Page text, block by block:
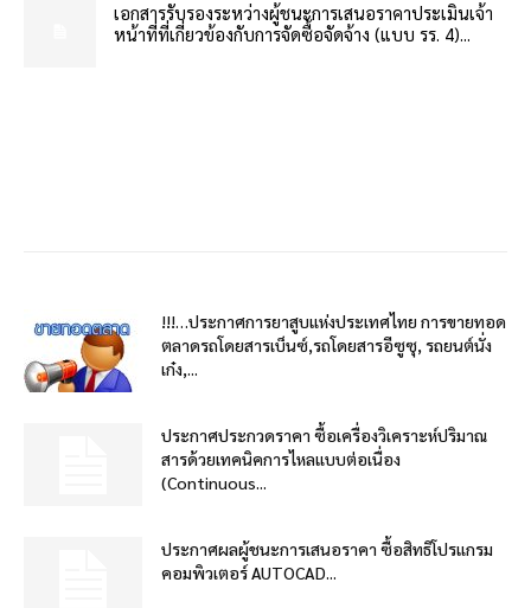
เอกสารรับรองระหว่างผู้ชนะการเสนอราคาประเมินเจ้า
หน้าที่ที่เกี่ยวข้องกับการจัดซื้อจัดจ้าง (แบบ รร. 4)...
!!!…ประกาศการยาสูบแห่งประเทศไทย การขายทอด
ตลาดรถโดยสารเบ็นซ์,รถโดยสารอีซูซุ, รถยนต์นั่ง
เก๋ง,...
ประกาศประกวดราคา ซื้อเครื่องวิเคราะห์ปริมาณ
สารด้วยเทคนิคการไหลแบบต่อเนื่อง
(Continuous...
ประกาศผลผู้ชนะการเสนอราคา ซื้อสิทธิโปรแกรม
คอมพิวเตอร์ AUTOCAD...